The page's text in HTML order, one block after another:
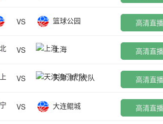
VS 篮球公园 高清直播
VS 上海 高清直播
VS 天津津门虎队 高清直播
VS 大连鲲城 高清直播